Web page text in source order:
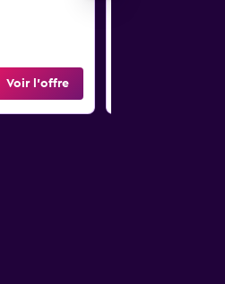
Voir l’offre